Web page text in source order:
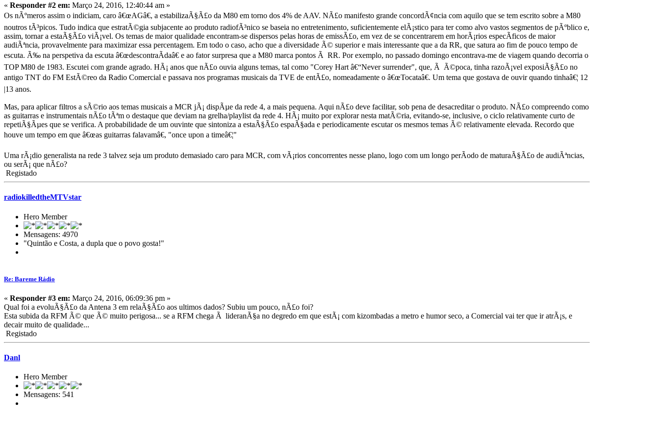
« Responder #2 em: Março 24, 2016, 12:40:44 am »
Os nÃºmeros assim o indiciam, caro â€œAGâ€, a estabilizaÃ§Ã£o da M80 em torno dos 4% de AAV. NÃ£o manifesto grande concordÃ¢ncia com aquilo que se tem escrito sobre a M80
noutros tÃ³picos. Tudo indica que estratÃ©gia subjacente ao produto radiofÃ³nico se baseia no entretenimento, suficientemente elÃ¡stico para ter como alvo vastos segmentos de pÃºblico e,
assim, tornar a estaÃ§Ã£o viÃ¡vel. Os temas de maior qualidade encontram-se dispersos pelas horas de emissÃ£o, em vez de se concentrarem em horÃ¡rios especÃ­ficos de maior
audiÃªncia, provavelmente para maximizar essa percentagem. Em todo o caso, acho que a diversidade Ã© superior e mais interessante que a da RR, que satura ao fim de pouco tempo de
escuta. Ã‰ na perspetiva da escuta â€œdescontraÃ­daâ€ e ao fator surpresa que a M80 marca pontos Ã RR. Por exemplo, no passado domingo encontrava-me de viagem quando decorria o
TOP M80 de 1983. Escutei com grande agrado. HÃ¡ anos que nÃ£o ouvia alguns temas, tal como "Corey Hart â€“Never surrender", que, Ã Ã©poca, tinha razoÃ¡vel exposiÃ§Ã£o no
antigo TNT do FM EstÃ©reo da Radio Comercial e passava nos programas musicais da TVE de entÃ£o, nomeadamente o â€œTocataâ€. Um tema que gostava de ouvir quando tinhaâ€¦ 12
|13 anos.
Mas, para aplicar filtros a sÃ©rio aos temas musicais a MCR jÃ¡ dispÃµe da rede 4, a mais pequena. Aqui nÃ£o deve facilitar, sob pena de desacreditar o produto. NÃ£o compreendo como
as guitarras e instrumentais nÃ£o tÃªm o destaque que deviam na grelha/playlist da rede 4. HÃ¡ muito por explorar nesta matÃ©ria, evitando-se, inclusive, o ciclo relativamente curto de
repetiÃ§Ãµes que se verifica. A probabilidade de um ouvinte que sintoniza a estaÃ§Ã£o espaÃ§ada e periodicamente escutar os mesmos temas Ã© relativamente elevada. Recordo que
houve um tempo em que â€œas guitarras falavamâ€, "once upon a timeâ€¦"
Uma rÃ¡dio generalista na rede 3 talvez seja um produto demasiado caro para MCR, com vÃ¡rios concorrentes nesse plano, logo com um longo perÃ­odo de maturaÃ§Ã£o de audiÃªncias,
ou serÃ¡ que nÃ£o?
Registado
radiokilledtheMTVstar
Hero Member
Mensagens: 4970
"Quintão e Costa, a dupla que o povo gosta!"
Re: Bareme Rádio
« Responder #3 em: Março 24, 2016, 06:09:36 pm »
Qual foi a evoluÃ§Ã£o da Antena 3 em relaÃ§Ã£o aos ultimos dados? Subiu um pouco, nÃ£o foi?
Esta subida da RFM Ã© que Ã© muito perigosa... se a RFM chega Ã lideranÃ§a no degredo em que estÃ¡ com kizombadas a metro e humor seco, a Comercial vai ter que ir atrÃ¡s, e
decair muito de qualidade...
Registado
Danl
Hero Member
Mensagens: 541